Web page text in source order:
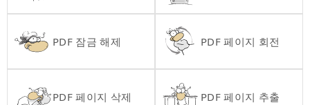
PDF 잠금 해제 PDF 페이지 회전
PDF 페이지 삭제 PDF 페이지 추출